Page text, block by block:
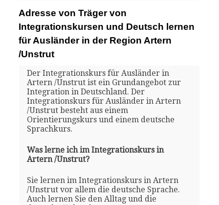
Adresse von Träger von
Integrationskursen und Deutsch lernen
für Ausländer in der Region Artern
/Unstrut
Der Integrationskurs für Ausländer in
Artern /Unstrut ist ein Grundangebot zur
Integration in Deutschland. Der
Integrationskurs für Ausländer in Artern
/Unstrut besteht aus einem
Orientierungskurs und einem deutsche
Sprachkurs.
Was lerne ich im Integrationskurs in
Artern /Unstrut?
Sie lernen im Integrationskurs in Artern
/Unstrut vor allem die deutsche Sprache.
Auch lernen Sie den Alltag und die